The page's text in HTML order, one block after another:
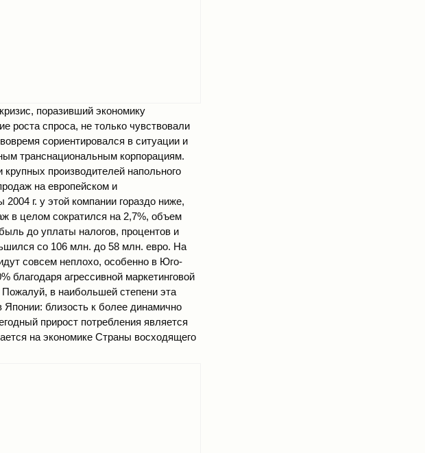
поразивший экономику
роста спроса, не только чувствовали
сориентировался в ситуации и
транснациональным корпорациям.
производителей напольного
на европейском и
г. у этой компании гораздо ниже,
в целом сократился на 2,7%, объем
до уплаты налогов, процентов и
со 106 млн. до 58 млн. евро. На
совсем неплохо, особенно в Юго-
благодаря агрессивной маркетинговой
Пожалуй, в наибольшей степени эта
близость к более динамично
прирост потребления является
на экономике Страны восходящего